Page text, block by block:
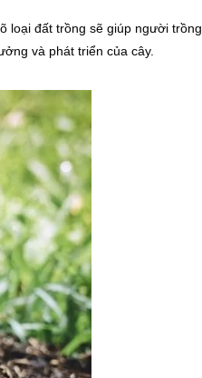
loại đất trồng sẽ giúp người trồng
và phát triển của cây.